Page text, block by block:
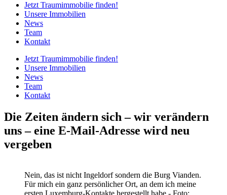
Jetzt Traumimmobilie finden!​
Unsere Immobilien
News
Team
Kontakt
Jetzt Traumimmobilie finden!​
Unsere Immobilien
News
Team
Kontakt
Die Zeiten ändern sich – wir verändern
uns – eine E-Mail-Adresse wird neu
vergeben
Nein, das ist nicht Ingeldorf sondern die Burg Vianden.
Für mich ein ganz persönlicher Ort, an dem ich meine
ersten Luxemburg-Kontakte hergestellt habe - Foto: